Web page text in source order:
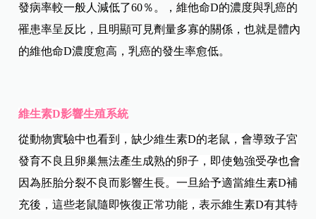
發病率較一般人減低了60％。，維他命D的濃度與乳癌的
罹患率呈反比，且明顯可見劑量多寡的關係，也就是體內
的維他命D濃度愈高，乳癌的發生率愈低。
維生素D影響生殖系統
從動物實驗中也看到，缺少維生素D的老鼠，會導致子宮
發育不良且卵巢無法產生成熟的卵子，即使勉強受孕也會
因為胚胎分裂不良而影響生長。一旦給予適當維生素D補
充後，這些老鼠隨即恢復正常功能，表示維生素D有其特